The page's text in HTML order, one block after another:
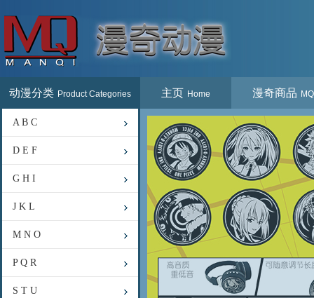
动漫分类 Product Categories
A B C
D E F
G H I
J K L
M N O
P Q R
S T U
主页 Home 漫奇商品